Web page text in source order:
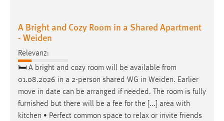
A Bright and Cozy Room in a Shared Apartment
- Weiden
Relevanz:
🛏 A bright and cozy room will be available from
01.08.2026 in a 2-person shared WG in Weiden. Earlier
move in date can be arranged if needed. The room is fully
furnished but there will be a fee for the [...] area with
kitchen • Perfect common space to relax or invite friends
Zweck:
Dieser Cookie ist notwendig um sich an der Website
einloggen zu können.
Cookie Laufzeit:
24 Stunden